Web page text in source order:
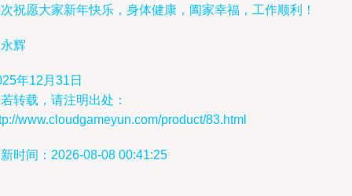
祝愿大家新年快乐，身体健康，阖家幸福，工作顺利！
辉
年12月31日
转载，请注明出处：
www.cloudgameyun.com/product/83.html
时间：2026-08-08 00:41:25